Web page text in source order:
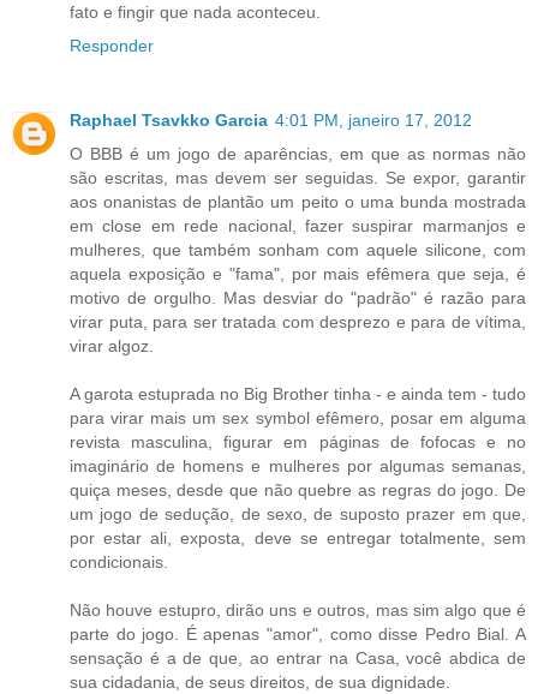
fato e fingir que nada aconteceu.
Responder
Raphael Tsavkko Garcia 4:01 PM, janeiro 17, 2012
O BBB é um jogo de aparências, em que as normas não
são escritas, mas devem ser seguidas. Se expor, garantir
aos onanistas de plantão um peito o uma bunda mostrada
em close em rede nacional, fazer suspirar marmanjos e
mulheres, que também sonham com aquele silicone, com
aquela exposição e "fama", por mais efêmera que seja, é
motivo de orgulho. Mas desviar do "padrão" é razão para
virar puta, para ser tratada com desprezo e para de vítima,
virar algoz.
A garota estuprada no Big Brother tinha - e ainda tem - tudo
para virar mais um sex symbol efêmero, posar em alguma
revista masculina, figurar em páginas de fofocas e no
imaginário de homens e mulheres por algumas semanas,
quiça meses, desde que não quebre as regras do jogo. De
um jogo de sedução, de sexo, de suposto prazer em que,
por estar ali, exposta, deve se entregar totalmente, sem
condicionais.
Não houve estupro, dirão uns e outros, mas sim algo que é
parte do jogo. É apenas "amor", como disse Pedro Bial. A
sensação é a de que, ao entrar na Casa, você abdica de
sua cidadania, de seus direitos, de sua dignidade.